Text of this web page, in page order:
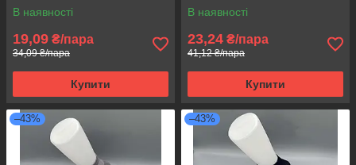
В наявності
19,09 ₴/пара
34,09 ₴/пара
Купити
В наявності
23,24 ₴/пара
41,12 ₴/пара
Купити
–43% –43%